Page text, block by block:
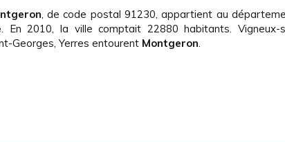
, de code postal 91230, appartient au
. En 2010, la ville comptait 22880 habitants. Vigneux-
Georges, Yerres entourent Montgeron.